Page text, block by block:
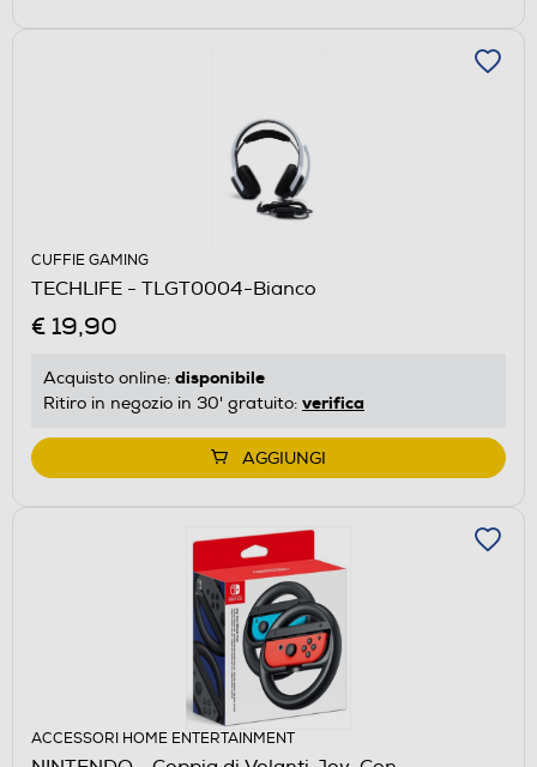
CUFFIE GAMING
TECHLIFE - TLGT0004-Bianco
€ 19,90
Acquisto online: disponibile
Ritiro in negozio in 30' gratuito: verifica
AGGIUNGI
ACCESSORI HOME ENTERTAINMENT